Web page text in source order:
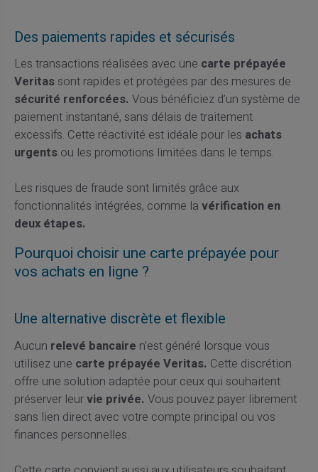
Des paiements rapides et sécurisés
Les transactions réalisées avec une carte prépayée
Veritassont rapides et protégées par des mesures de
sécurité renforcées. Vous bénéficiez d’un système de
paiement instantané, sans délais de traitement
excessifs. Cette réactivité est idéale pour les achats
urgentsou les promotions limitées dans le temps.
Les risques de fraude sont limités grâce aux
fonctionnalités intégrées, comme la vérification en
deux étapes.
Pourquoi choisir une carte prépayée pour
vos achats en ligne ?
Une alternative discrète et flexible
Aucun relevé bancaire n’est généré lorsque vous
utilisez une carte prépayée Veritas. Cette discrétion
offre une solution adaptée pour ceux qui souhaitent
préserver leurvie privée. Vous pouvez payer librement
sans lien direct avec votre compte principal ou vos
finances personnelles.